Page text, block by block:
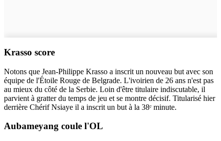
Krasso score
Notons que Jean-Philippe Krasso a inscrit un nouveau but avec son
équipe de l'Étoile Rouge de Belgrade. L'ivoirien de 26 ans n'est pas
au mieux du côté de la Serbie. Loin d'être titulaire indiscutable, il
parvient à gratter du temps de jeu et se montre décisif. Titularisé hier
derrière Chérif Nsiaye il a inscrit un but à la 38ᵉ minute.
Aubameyang coule l'OL